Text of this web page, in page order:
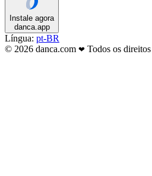
Instale agora
danca.app
Língua: pt-BR
© 2026 danca.com ❤ Todos os